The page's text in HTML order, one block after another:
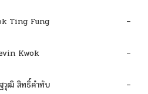
Ting Fung –
Kwok –
วุฒิ สิทธิ์คำทับ –